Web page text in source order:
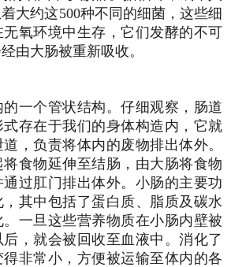
大约这500种不同的细菌，这些细
氧环境中生存，它们发酵的不可
由大肠被重新吸收。
一个管状结构。仔细观察，肠道
存在于我们的身体构造内，它就
，负责将体内的废物排出体外。
食物延伸至结肠，由大肠将食物
过肛门排出体外。小肠的主要功
其中包括了蛋白质、脂质及碳水
一旦这些营养物质在小肠内壁被
，就会被回收至血液中。消化了
非常小，方便被运输至体内的各